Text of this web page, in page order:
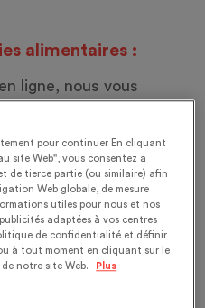
alimentaires :
ligne, nous vous
date prévue.
vous invitons à nous
event@alimentarium.org
avant la date
pour continuer En cliquant
site Web", vous consentez a
de tierce partie (ou similaire) afin
Web globale, de mesure
utiles pour nous et nos
adaptées à vos centres
de confidentialité et définir
à tout moment en cliquant sur le
notre site Web.
Plus